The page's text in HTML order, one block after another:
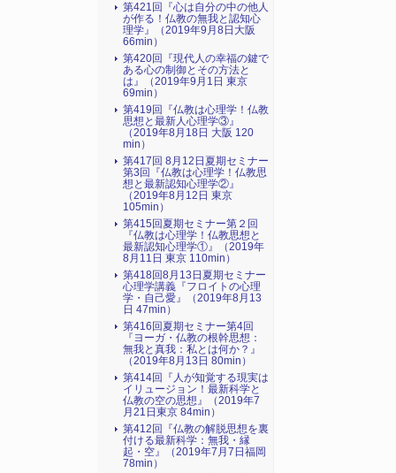
第421回『心は自分の中の他人
が作る！仏教の無我と認知心
理学』（2019年9月8日大阪
66min）
第420回『現代人の幸福の鍵で
ある心の制御とその方法と
は』（2019年9月1日 東京
69min）
第419回『仏教は心理学！仏教
思想と最新人心理学③』
（2019年8月18日 大阪 120
min）
第417回 8月12日夏期セミナー
第3回『仏教は心理学！仏教思
想と最新認知心理学②』
（2019年8月12日 東京
105min）
第415回夏期セミナー第２回
『仏教は心理学！仏教思想と
最新認知心理学①』（2019年
8月11日 東京 110min）
第418回8月13日夏期セミナー
心理学講義『フロイトの心理
学・自己愛』（2019年8月13
日 47min）
第416回夏期セミナー第4回
『ヨーガ・仏教の根幹思想：
無我と真我：私とは何か？』
（2019年8月13日 80min）
第414回『人が知覚する現実は
イリュージョン！最新科学と
仏教の空の思想』（2019年7
月21日東京 84min）
第412回『仏教の解脱思想を裏
付ける最新科学：無我・縁
起・空』（2019年7月7日福岡
78min）